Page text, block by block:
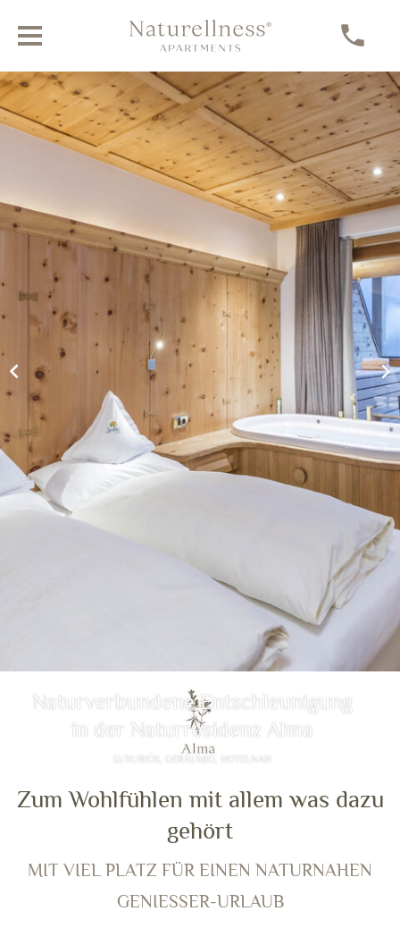
Naturverbundene Entschleunigung
in der Naturresidenz Alma
LUXURIÖS, GERÄUMIG, HOTELNAH
Zum Wohlfühlen mit allem was dazu
gehört
MIT VIEL PLATZ FÜR EINEN NATURNAHEN
GENIESSER-URLAUB